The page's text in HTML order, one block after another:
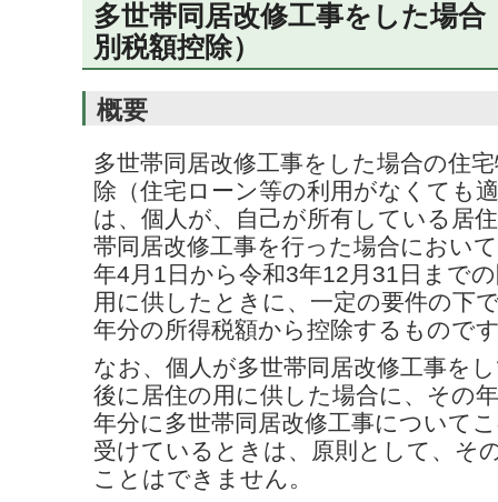
多世帯同居改修工事をした場合
別税額控除）
概要
多世帯同居改修工事をした場合の住
除（住宅ローン等の利用がなくても
は、個人が、自己が所有している居
帯同居改修工事を行った場合におい
年4月1日から令和3年12月31日まで
用に供したときに、一定の要件の下
年分の所得税額から控除するもので
なお、個人が多世帯同居改修工事を
後に居住の用に供した場合に、その
年分に多世帯同居改修工事について
受けているときは、原則として、そ
ことはできません。